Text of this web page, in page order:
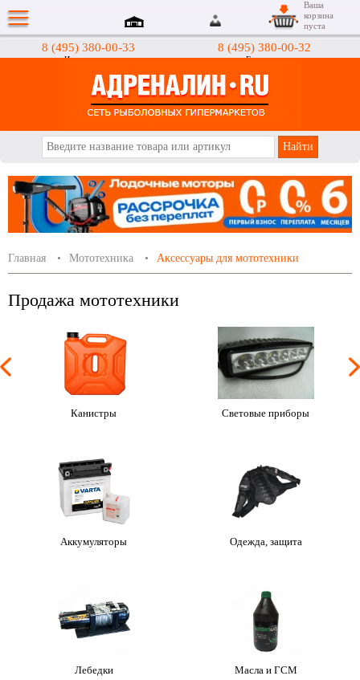
8 (495) 380-00-33
Интернет-магазин
8 (495) 380-00-32
Гипермаркеты
Ваша
корзина
пуста
Главная Мототехника Аксессуары для мототехники
Продажа мототехники
Канистры Световые приборы
Аккумуляторы Одежда, защита
Лебедки Масла и ГСМ